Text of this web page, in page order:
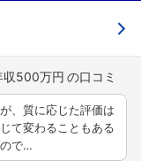
収500万円
、質に応じた評価は
て変わることもある
で…